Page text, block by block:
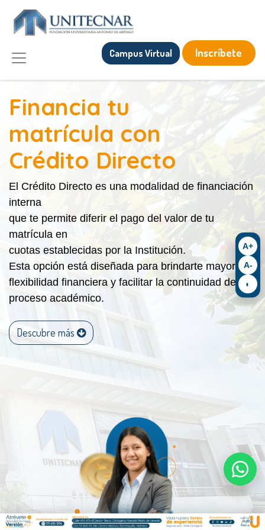
Campus Virtual Inscríbete
Financia tu
matrícula con
Crédito Directo
El Crédito Directo es una modalidad de financiación
interna
que te permite diferir el pago del valor de tu
matrícula en
cuotas establecidas por la Institución.
Esta opción está diseñada para brindarte mayor
flexibilidad financiera y facilitar la continuidad de tu
proceso académico.
Descubre más
A+
A-
◐